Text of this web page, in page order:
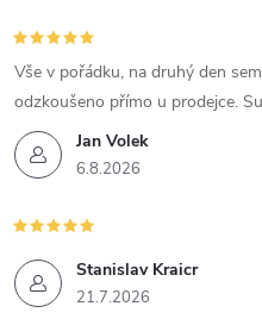
p
i
s
u
Jan Volek
6.8.2026
Vše v pořádku, na druhý den
odzkoušeno přímo u prodejce.
Stanislav Kraicr
21.7.2026